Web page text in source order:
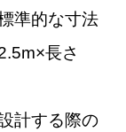
準的な寸法
長さ
計する際の